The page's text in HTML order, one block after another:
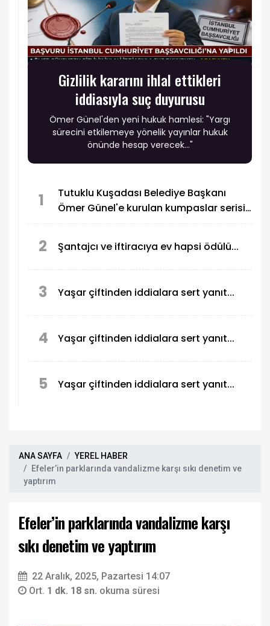
Gizlilik kararını ihlal ettikleri
iddiasıyla suç duyurusu
Ömer Günel'den yeni hukuk hamlesi: "Yargı
sürecini etkilemeye yönelik yayınlar hukuk
önünde hesap verecek..."
1
Tutuklu Kuşadası Belediye Başkanı
Ömer Günel'e kurulan kumpaslar serisi
2 Şantajcı ve iftiracıya ev hapsi ödülü...
3 Yaşar çiftinden iddialara sert yanıt...
4 Yaşar çiftinden iddialara sert yanıt...
5 Yaşar çiftinden iddialara sert yanıt...
ANA SAYFA
YEREL HABER
Efeler’in parklarında vandalizme karşı sıkı denetim ve
yaptırım
Efeler’in parklarında vandalizme karşı
sıkı denetim ve yaptırım
22 Aralık, 2025, Pazartesi 14:07
Ort. 1 dk. 18 sn. okuma süresi